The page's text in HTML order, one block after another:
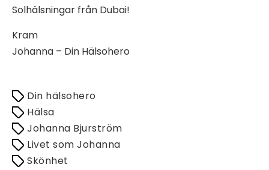
Solhälsningar från Dubai!
Kram
Johanna – Din Hälsohero
Din hälsohero
Hälsa
Johanna Bjurström
Livet som Johanna
Skönhet